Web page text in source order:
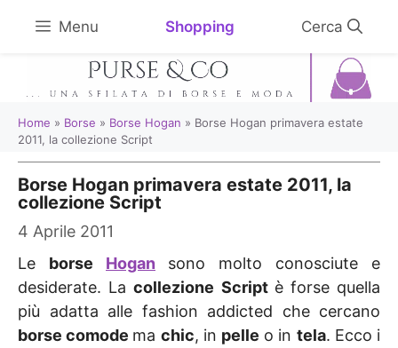
Menu Shopping
Home » Borse » Borse Hogan » Borse Hogan primavera estate
2011, la collezione Script
Borse Hogan primavera estate 2011, la
collezione Script
4 Aprile 2011
Le borse Hogan
sono molto conosciute e
desiderate. La collezione Scriptè forse quella
più adatta alle fashion addicted che cercano
borse comode ma chic, in pelle o in tela. Ecco i